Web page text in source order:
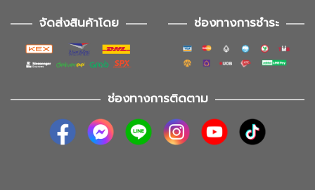
จัดส่งสินค้าโดย ช่องทางการชำระ
ช่องทางการติดตาม